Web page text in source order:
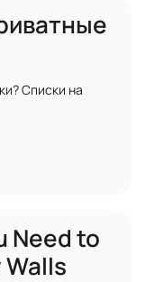
Списки на
Need to